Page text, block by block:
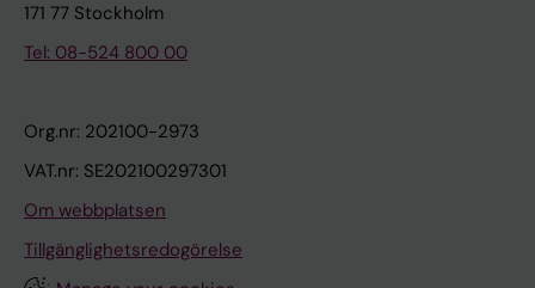
171 77 Stockholm
Tel: 08-524 800 00
Org.nr: 202100-2973
VAT.nr: SE202100297301
Om webbplatsen
Tillgänglighetsredogörelse